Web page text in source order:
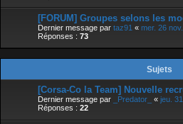
[FORUM] Groupes selons les
Dernier message par taz91 « mer. 26
Réponses : 73
Sujets
[Corsa-Co la Team] Nouvelle
Dernier message par _Predator_ « jeu.
Réponses : 22